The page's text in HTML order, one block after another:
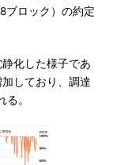
ブロック）の約定
化した様子であ
しており、調達
。